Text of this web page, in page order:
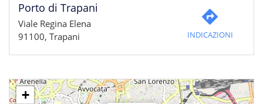
Porto di Trapani
Viale Regina Elena
91100, Trapani
INDICAZIONI
+